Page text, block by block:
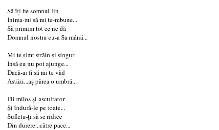
Să îți fie somnul lin
Inima-mi să mi te-mbune...
Să primim tot ce ne dă
Domnul nostru cu-a Sa mână...
Mi te simt străin și singur
Însă eu nu pot ajunge...
Dacă-ar fi să mi te văd
Astăzi...aș părea o umbră...
Fii milos și-ascultator
Și îndură-le pe toate...
Sufletu-ți să se ridice
Din durere...către pace...